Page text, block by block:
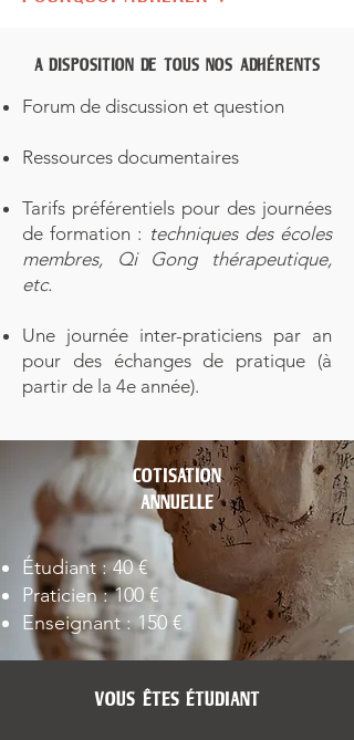
A DISPOSITION DE TOUS NOS ADHÉRENTS
Forum de discussion et question
Ressources documentaires
Tarifs préférentiels pour des journées
de formation : techniques des écoles
membres,
Qi Gong thérapeutique,
etc.
Une journée inter-praticiens par an
pour des échanges de pratique (à
partir de la 4e année).
COTISATION
ANNUELLE
Étudiant :40 €
Praticien : 100 €
Enseignant : 150 €
VOUS ÊTES ÉTUDIANT